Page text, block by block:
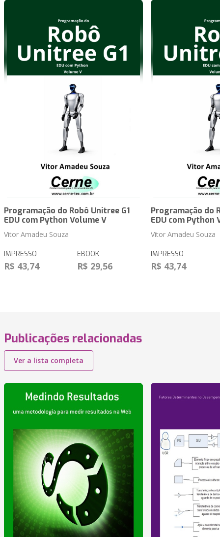
Programação do Robô Unitree G1
EDU com Python Volume V
Vitor Amadeu Souza
IMPRESSO
R$ 43,74
EBOOK
R$ 29,56
Programação do
EDU com Python
Vitor Amadeu Souza
IMPRESSO
R$ 43,74
Publicações relacionadas
Ver a lista completa